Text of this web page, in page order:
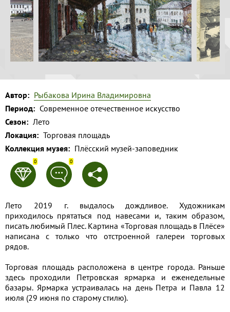
Автор: Рыбакова Ирина Владимировна
Период: Современное отечественное искусство
Сезон: Лето
Локация: Торговая площадь
Коллекция музея: Плёсский музей-заповедник
0 0
Лето 2019 г. выдалось дождливое. Художникам
приходилось прятаться под навесами и, таким образом,
писать любимый Плес. Картина «Торговая площадь в Плёсе»
написана с только что отстроенной галереи торговых
рядов.
Торговая площадь расположена в центре города. Раньше
здесь проходили Петровская ярмарка и еженедельные
базары. Ярмарка устраивалась на день Петра и Павла 12
июля (29 июня по старому стилю).
Осень
Коллекция
музея
1
Применить
Сбросить